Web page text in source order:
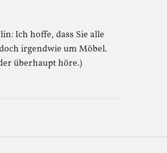
Ich hoffe, dass Sie alle
irgendwie um Möbel.
überhaupt höre.)